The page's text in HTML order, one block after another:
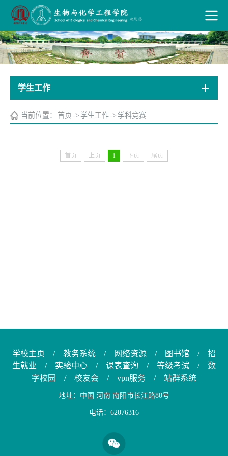
学生工作
当前位置： 首页 -> 学生工作-> 学科竞赛
首页 上页 1 下页 尾页
学校主页 / 教务系统 / 网络资源 / 图书馆 /
招
生就业
/ 实验中心 / 课表查询 / 等级考试 /
数
字校园
/ 校友会 / vpn服务 / 站群系统
地址：中国 河南 南阳市长江路80号
电话：62076316